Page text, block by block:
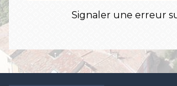
Signaler une erreur